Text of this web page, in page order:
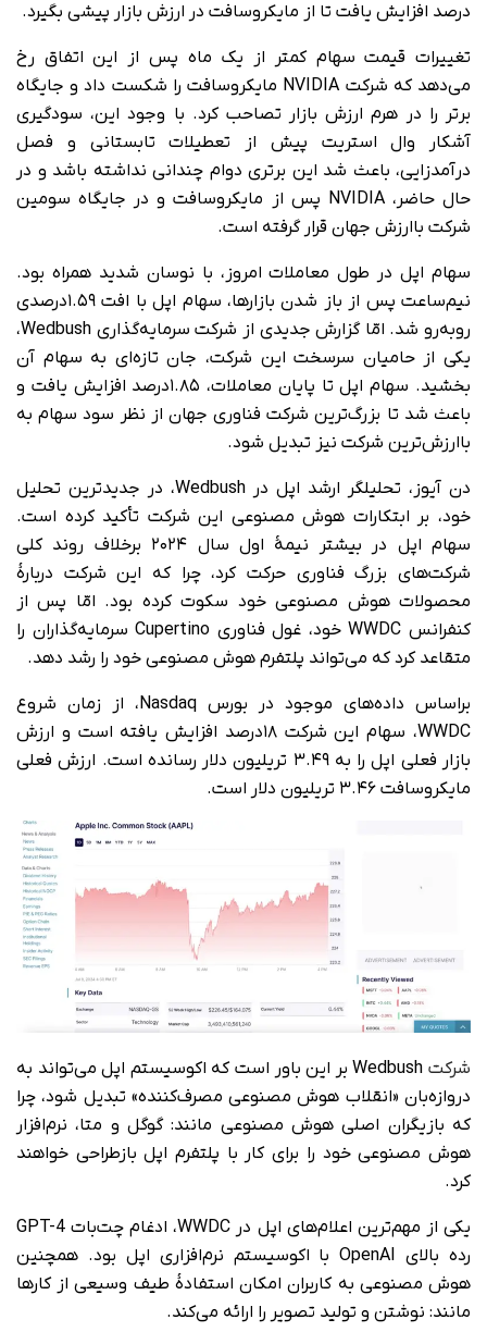
درصد افزایش یافت تا از مایکروسافت در ارزش بازار پیشی بگیرد.
تغییرات قیمت سهام کمتر از یک ماه پس از این اتفاق رخ
می‌دهد که شرکت NVIDIA مایکروسافت را شکست داد و جایگاه
برتر را در هرم ارزش بازار تصاحب کرد. با وجود این، سودگیری
آشکار وال استریت پیش از تعطیلات تابستانی و فصل
درآمدزایی، باعث شد این برتری دوام چندانی نداشته باشد و در
حال‌ حاضر، NVIDIA پس از مایکروسافت و در جایگاه سومین
شرکت باارزش جهان قرار گرفته است.
سهام اپل در طول معاملات امروز، با نوسان شدید همراه بود.
نیم‌ساعت پس از باز شدن بازارها، سهام اپل با افت ۱.۵۹درصدی
روبه‌رو شد. امّا گزارش جدیدی از شرکت سرمایه‌گذاری Wedbush،
یکی از حامیان سرسخت این شرکت، جان تازه‌ای به سهام آن
بخشید. سهام اپل تا پایان معاملات، ۱.۸۵درصد افزایش یافت و
باعث شد تا بزرگ‌ترین شرکت فناوری جهان از نظر سود سهام به
باارزش‌ترین شرکت نیز تبدیل شود.
دن آیوز، تحلیلگر ارشد اپل در Wedbush، در جدیدترین تحلیل
خود، بر ابتکارات هوش مصنوعی این شرکت تأکید کرده است.
سهام اپل در بیشتر نیمۀ اول سال ۲۰۲۴ برخلاف روند کلی
شرکت‌های بزرگ فناوری حرکت کرد، چرا که این شرکت دربارۀ
محصولات هوش مصنوعی خود سکوت کرده بود. امّا پس از
کنفرانس WWDC خود، غول فناوری Cupertino سرمایه‌گذاران را
متقاعد کرد که می‌تواند پلتفرم هوش مصنوعی‌ خود را رشد دهد.
براساس داده‌های موجود در بورس Nasdaq، از زمان شروع
WWDC، سهام این شرکت ۱۸درصد افزایش یافته است و ارزش
بازار فعلی اپل را به ۳.۴۹ تریلیون دلار رسانده است. ارزش فعلی
مایکروسافت ۳.۴۶ تریلیون دلار است.
شرکت
Wedbush بر این باور است که اکوسیستم اپل می‌تواند به
دروازه‌بان «انقلاب هوش مصنوعی مصرف‌کننده» تبدیل شود، چرا
که بازیگران اصلی هوش مصنوعی مانند: گوگل و متا، نرم‌افزار
هوش مصنوعی خود را برای کار با پلتفرم اپل بازطراحی خواهند
کرد.
یکی از مهم‌ترین اعلام‌های اپل در WWDC، ادغام چت‌بات GPT-4
رده بالای OpenAI با اکوسیستم نرم‌افزاری‌ اپل بود. همچنین
هوش مصنوعی به کاربران امکان استفادۀ طیف وسیعی از کارها
مانند: نوشتن و تولید تصویر را ارائه می‌کند.